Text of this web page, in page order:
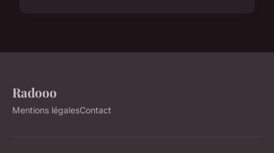
Radooo
Mentions légalesContact